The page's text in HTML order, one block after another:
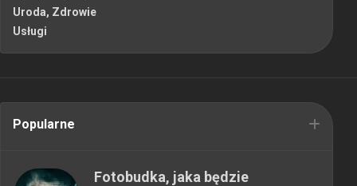
Uroda, Zdrowie
Usługi
Popularne
Fotobudka, jaka będzie